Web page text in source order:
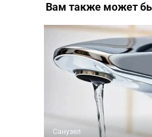
Вам также может
Санузел